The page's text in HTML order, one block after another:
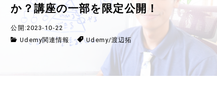
か？講座の一部を限定公開！
公開:2023-10-22
Udemy関連情報
Udemy/渡辺拓